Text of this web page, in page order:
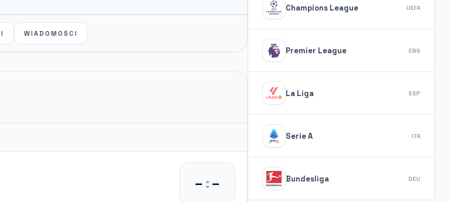
WIADOMOŚCI
– :–
Champions League UEFA
Premier League ENG
La Liga ESP
Serie A ITA
Bundesliga DEU